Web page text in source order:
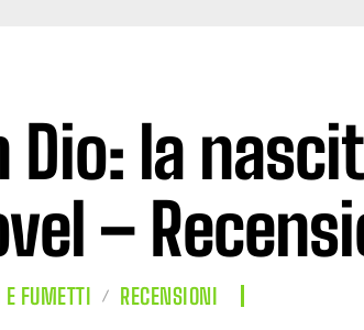
la
–
E FUMETTI RECENSIONI